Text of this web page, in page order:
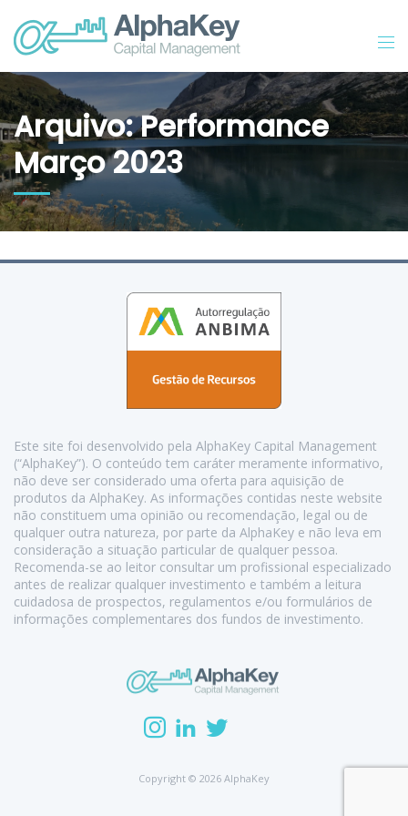
Arquivo: Performance
Março 2023
Este site foi desenvolvido pela AlphaKey Capital Management
(“AlphaKey”). O conteúdo tem caráter meramente informativo,
não deve ser considerado uma oferta para aquisição de
produtos da AlphaKey. As informações contidas neste website
não constituem uma opinião ou recomendação, legal ou de
qualquer outra natureza, por parte da AlphaKey e não leva em
consideração a situação particular de qualquer pessoa.
Recomenda-se ao leitor consultar um profissional especializado
antes de realizar qualquer investimento e também a leitura
cuidadosa de prospectos, regulamentos e/ou formulários de
informações complementares dos fundos de investimento.
Copyright © 2026 AlphaKey